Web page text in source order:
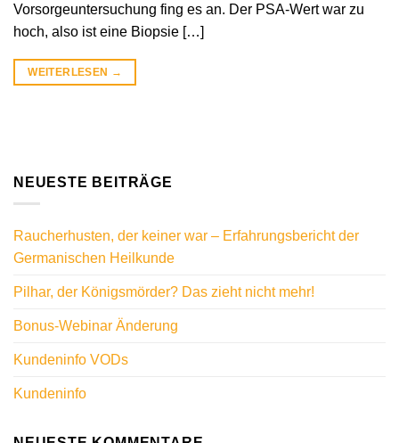
Vorsorgeuntersuchung fing es an. Der PSA-Wert war zu
hoch, also ist eine Biopsie […]
WEITERLESEN →
NEUESTE BEITRÄGE
Raucherhusten, der keiner war – Erfahrungsbericht der
Germanischen Heilkunde
Pilhar, der Königsmörder? Das zieht nicht mehr!
Bonus-Webinar Änderung
Kundeninfo VODs
Kundeninfo